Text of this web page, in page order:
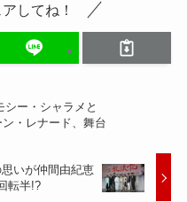
してね！
ー・シャラメと
ン・レナード、舞台
いが仲間由紀恵
転半!?